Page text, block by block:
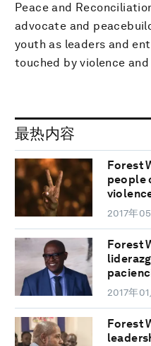
Peace and
advocate and
youth as leaders and
touched by violence
最热内容
Forest
people
2017年
Forest
2017年01
Forest